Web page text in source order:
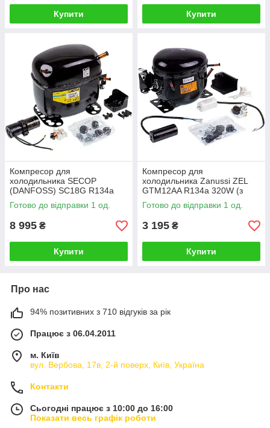
Купити Купити
Компресор для
холодильника SECOP
(DANFOSS) SC18G R134a
391W (з пусковим реле)
Готово до відправки 1 од.
8 995 ₴
Купити
Компресор для
холодильника Zanussi ZEL
GTM12AA R134a 320W (з
пусковим реле)
Готово до відправки 1 од.
3 195 ₴
Купити
Про нас
94% позитивних з 710 відгуків за рік
Працює з 06.04.2011
м. Київ
вул. Вербова, 17в, 2-й поверх, Київ, Україна
Контакти
Сьогодні працює з 10:00 до 16:00
Показати весь графік роботи